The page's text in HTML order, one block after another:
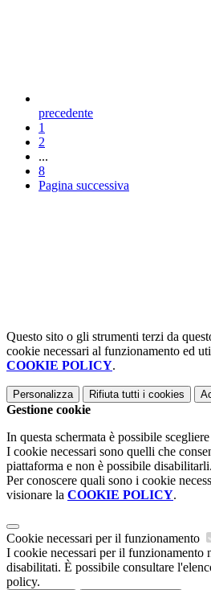
precedente
1
2
...
8
Pagina successiva
Questo sito o gli strumenti terzi da
cookie necessari al funzionamento ed
COOKIE POLICY.
Personalizza Rifiuta tutti i cookies
Gestione cookie
In questa schermata è possibile
I cookie necessari sono quelli che
piattaforma e non è possibile disabilitarli.
Per conoscere quali sono i cookie
visionare la COOKIE POLICY.
Cookie necessari per il funzionamento
I cookie necessari per il funzionamento
disabilitati. È possibile consultare
policy.